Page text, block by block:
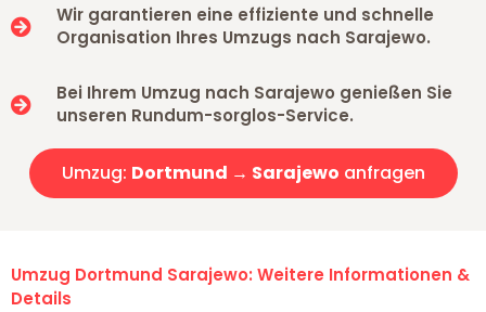
Wir garantieren eine effiziente und schnelle
Organisation Ihres Umzugs nach Sarajewo.
Bei Ihrem Umzug nach Sarajewo genießen Sie
unseren Rundum-sorglos-Service.
Umzug: Dortmund → Sarajewo anfragen
Umzug Dortmund Sarajewo: Weitere Informationen &
Details